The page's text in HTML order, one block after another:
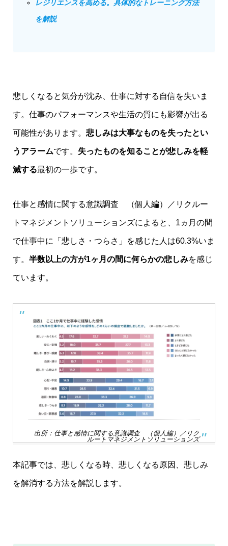
レジリエンスを高める。具体的なトレーニング方法
を解説
悲しくなると気分が沈み、仕事に対する自信を失いま
す。仕事のパフォーマンスや生活の質にも影響が出る
可能性があります。 悲しみは大事なものを失ったとい
うアラームです。 失ったものを知ることが悲しみを軽
減する最初の一歩です。
仕事と感情に関する意識調査 （個人編）／リクルー
トマネジメントソリューションズによると、1ヵ月の間
で仕事中に「悲しさ・つらさ」を感じた人は60.3%いま
す。 半数以上の方が1ヶ月の間に何らかの悲しみを感じ
ています。
出所： 仕事と感情に関する意識調査 （個人編）／リク
ルートマネジメントソリューションズ
本記事では、悲しくなる時、悲しくなる原因、悲しみ
を解消する方法を解説します。